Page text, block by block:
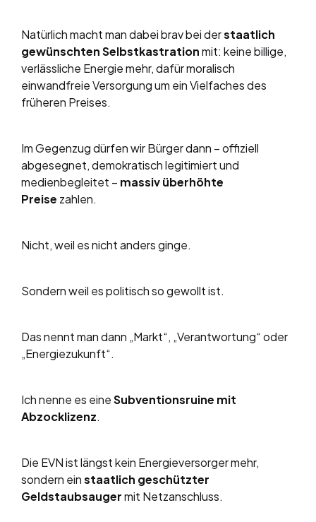
Natürlich macht man dabei brav bei derstaatlich
gewünschten Selbstkastrationmit: keine billige,
verlässliche Energie mehr, dafür moralisch
einwandfreie Versorgung um ein Vielfaches des
früheren Preises.
Im Gegenzug dürfen wir Bürger dann – offiziell
abgesegnet, demokratisch legitimiert und
medienbegleitet – massiv überhöhte
Preise zahlen.
Nicht, weil es nicht anders ginge.
Sondern weil es politisch so gewollt ist.
Das nennt man dann „Markt“, „Verantwortung“ oder
„Energiezukunft“.
Ich nenne es eineSubventionsruine mit
Abzocklizenz.
Die EVN ist längst kein Energieversorger mehr,
sondern einstaatlich geschützter
Geldstaubsaugermit Netzanschluss.